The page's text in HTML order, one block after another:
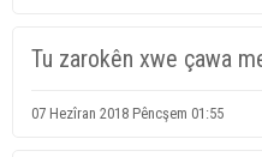
Tu zarokên xwe çawa
07 Hezîran 2018 Pêncşem 01:55